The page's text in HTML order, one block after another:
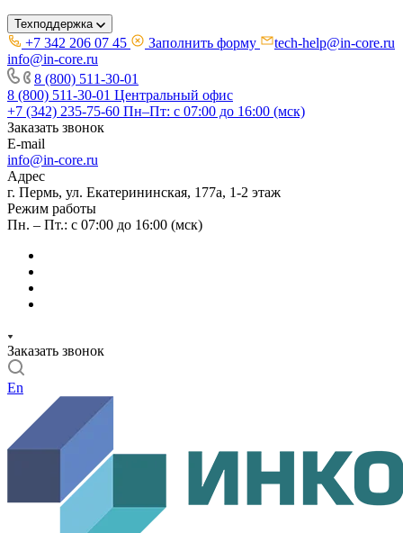
Техподдержка
+7 342 206 07 45 Заполнить форму
tech-help@in-core.ru
info@in-core.ru
8 (800) 511-30-01
8 (800) 511-30-01 Центральный офис
+7 (342) 235-75-60 Пн–Пт: с 07:00 до 16:00 (мск)
Заказать звонок
E-mail
info@in-core.ru
Адрес
г. Пермь, ул. ​Екатерининская, 177а, ​1-2 этаж
Режим работы
Пн. – Пт.: с 07:00 до 16:00 (мск)
Заказать звонок
En